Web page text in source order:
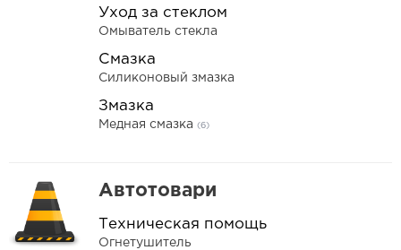
Уход за стеклом
Омыватель стекла
Смазка
Силиконовый змазка
Змазка
Медная смазка (6)
Автотовари
Техническая помощь
Огнетушитель